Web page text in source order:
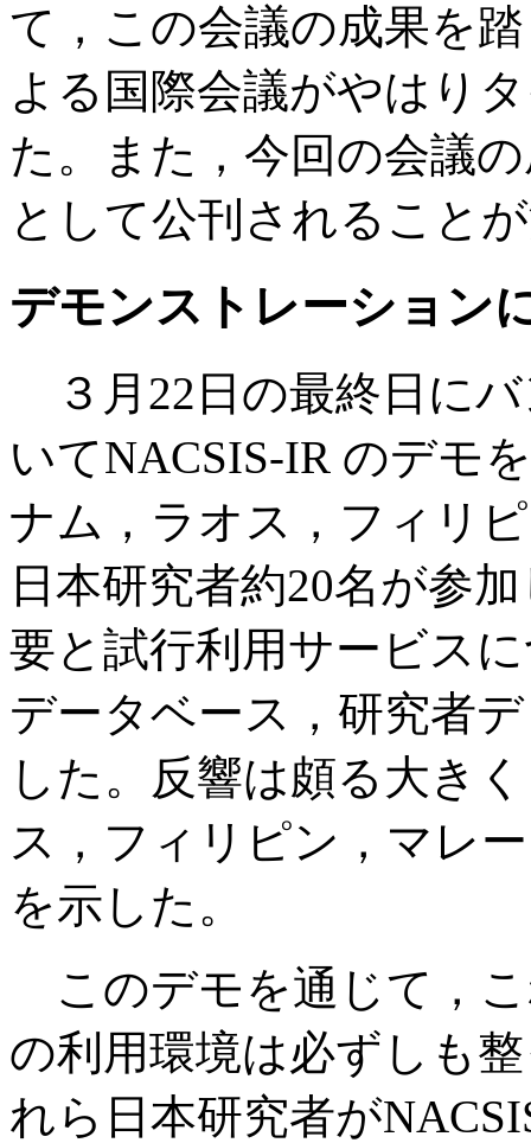
て，この会議の成果を
よる国際会議がやはり
た。また，今回の会議
として公刊されること
デモンストレーション
３月22日の最終日に
いてNACSIS-IR のデモ
ナム，ラオス，フィリ
日本研究者約20名が参
要と試行利用サービス
データベース，研究者
した。反響は頗る大き
ス，フィリピン，マレ
を示した。
このデモを通じて，
の利用環境は必ずしも
れら日本研究者が